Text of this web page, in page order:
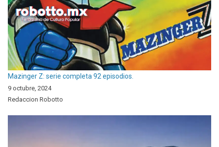
Mazinger Z: serie completa 92 episodios.
9 octubre, 2024
Redaccion Robotto